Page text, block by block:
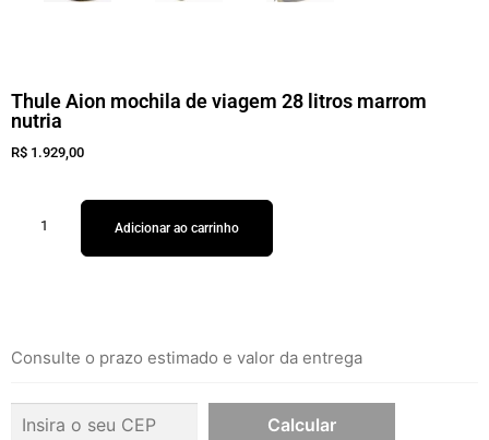
Thule Aion mochila de viagem 28 litros marrom
nutria
R$ 1.929,00
Adicionar ao carrinho
Consulte o prazo estimado e valor da entrega